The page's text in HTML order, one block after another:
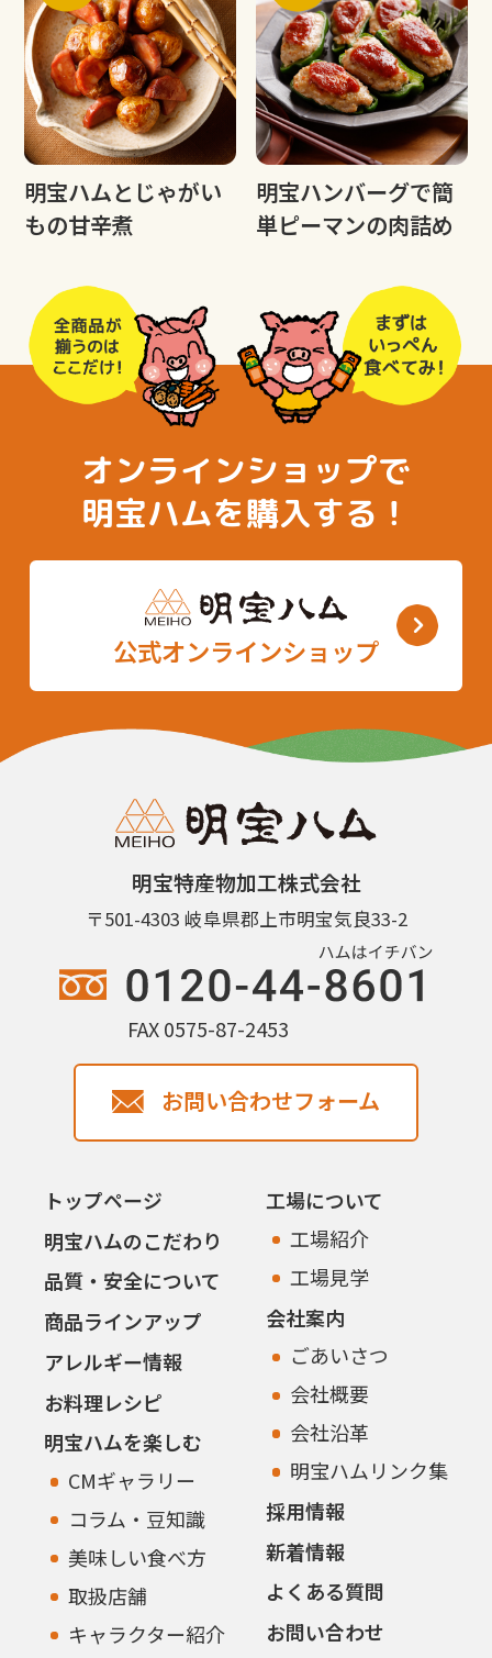
明宝ハムとじゃがい
もの甘辛煮
明宝ハンバーグで簡
単ピーマンの肉詰め
オンラインショップで
明宝ハムを購入する！
公式オンラインショップ
明宝特産物加工株式会社
〒501-4303 岐阜県郡上市明宝気良33-2
FAX 0575-87-2453
お問い合わせフォーム
トップページ
明宝ハムのこだわり
品質・安全について
商品ラインアップ
アレルギー情報
お料理レシピ
明宝ハムを楽しむ
CMギャラリー
コラム・豆知識
美味しい食べ方
取扱店舗
キャラクター紹介
工場について
工場紹介
工場見学
会社案内
ごあいさつ
会社概要
会社沿革
明宝ハムリンク集
採用情報
新着情報
よくある質問
お問い合わせ